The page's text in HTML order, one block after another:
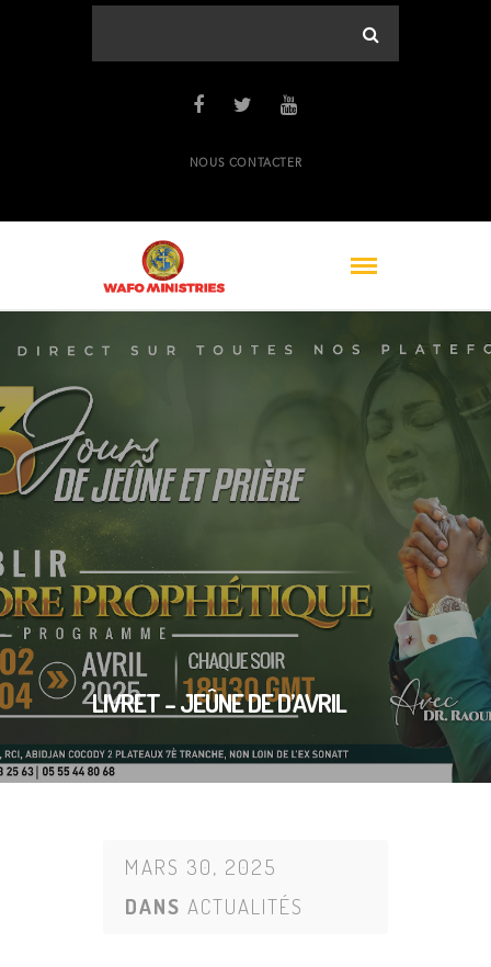
NOUS CONTACTER
LIVRET – JEÛNE DE D’AVRIL
MARS 30, 2025
DANS ACTUALITÉS